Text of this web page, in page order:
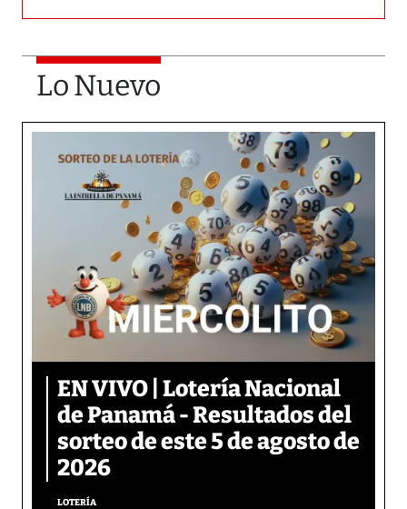
Lo Nuevo
EN VIVO | Lotería Nacional
de Panamá - Resultados del
sorteo de este 5 de agosto de
2026
LOTERÍA